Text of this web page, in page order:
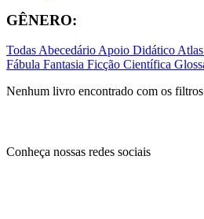
GÊNERO:
TodasAbecedárioApoio DidáticoAtlas
Fábula Fantasia Ficção Científica
Nenhum livro encontrado com os
Conheça nossas redes sociais